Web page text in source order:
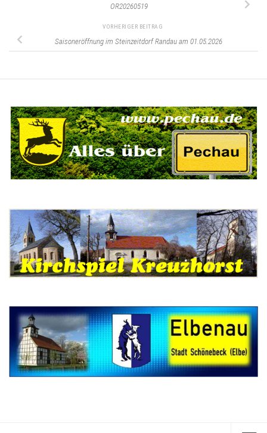
OR20260519
VORHERIGER BEITRAG
Saisoneröffnung im Steinzeitdorf Randau am 01.05.2026